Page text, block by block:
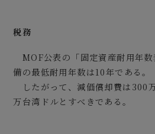
税務
MOF公表の「固定資産耐用年数
備の最低耐用年数は10年である。
したがって、減価償却費は300
万台湾ドルとすべきである。